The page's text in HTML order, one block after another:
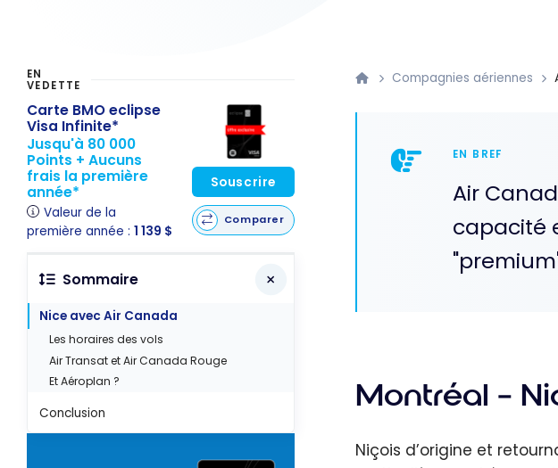
Compagnies aériennes
EN BREF
Air
capacité
Montréal –
Niçois d’origine et
EN
VEDETTE
Carte BMO eclipse
Visa Infinite*
Jusqu'à 80 000
Points + Aucuns
frais la première
année*
Valeur de la
première année : 1 139 $
Souscrire
Comparer
Sommaire
Nice avec Air Canada
Les horaires des vols
Air Transat et Air Canada Rouge
Et Aéroplan ?
Conclusion